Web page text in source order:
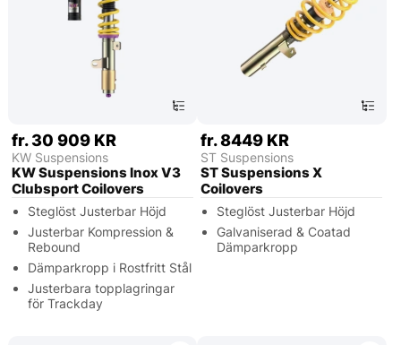
fr. 30 909 KR
KW Suspensions
KW Suspensions Inox V3
Clubsport Coilovers
Steglöst Justerbar Höjd
Justerbar Kompression &
Rebound
Dämparkropp i Rostfritt Stål
Justerbara topplagringar
för Trackday
fr. 8449 KR
ST Suspensions
ST Suspensions X
Coilovers
Steglöst Justerbar Höjd
Galvaniserad & Coatad
Dämparkropp